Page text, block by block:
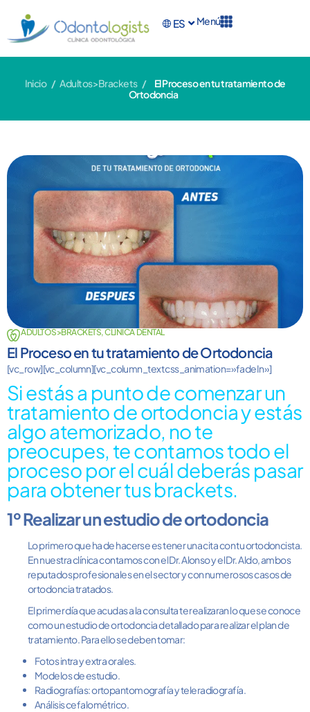
ES
EN Menú
Inicio / Adultos>Brackets /
El Proceso en tu tratamiento de
Ortodoncia
ADULTOS>BRACKETS,CLINICA DENTAL
El Proceso en tu tratamiento de Ortodoncia
[vc_row][vc_column][vc_column_text css_animation=»fadeIn»]
Si estás a punto de comenzar un
tratamiento de ortodoncia y estás
algo atemorizado, no te
preocupes, te contamos todo el
proceso por el cuál deberás pasar
para obtener tus brackets.
1º Realizar un estudio de ortodoncia
Lo primero que ha de hacerse es tener una cita con tu ortodoncista.
En nuestra clínica contamos con el Dr. Alonso y el Dr. Aldo, ambos
reputados profesionales en el sector y con numerosos casos de
ortodoncia tratados.
El primer día que acudas a la consulta te realizaran lo que se conoce
como un estudio de ortodoncia detallado para realizar el plan de
tratamiento. Para ello se deben tomar:
Fotos intra y extra orales.
Modelos de estudio.
Radiografías: ortopantomografía y teleradiografía.
Análisis cefalométrico.